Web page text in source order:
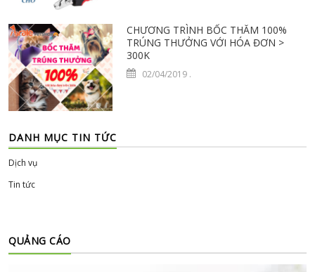
CHƯƠNG TRÌNH BỐC THĂM 100%
TRÚNG THƯỞNG VỚI HÓA ĐƠN >
300K
02/04/2019 .
DANH MỤC TIN TỨC
Dịch vụ
Tin tức
QUẢNG CÁO